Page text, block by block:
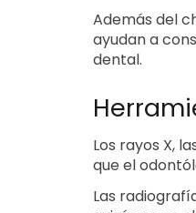
Además del
ayudan a
dental.
Los rayos X,
que el
Las